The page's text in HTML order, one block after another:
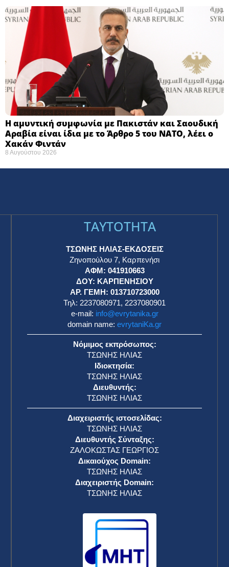
Η αμυντική συμφωνία με Πακιστάν και Σαουδική
Αραβία είναι ίδια με το Άρθρο 5 του ΝΑΤΟ, λέει ο
Χακάν Φιντάν
8 Αυγούστου 2026
TAYTOTHTA
ΤΣΩΝΗΣ ΗΛΙΑΣ-ΕΚΔΟΣΕΙΣ
Ζηνοπούλου 7, Καρπενήσι
ΑΦΜ: 041910663
ΔΟΥ: ΚΑΡΠΕΝΗΣΙΟΥ
ΑΡ. ΓΕΜΗ: 013710723000
Τηλ: 2237080971, 2237080901
e-mail: info@evrytanika.gr
domain name: evrytaniKa.gr
Νόμιμος εκπρόσωπος:
ΤΣΩΝΗΣ ΗΛΙΑΣ
Ιδιοκτησία:
ΤΣΩΝΗΣ ΗΛΙΑΣ
Διευθυντής:
ΤΣΩΝΗΣ ΗΛΙΑΣ
Διαχειριστής ιστοσελίδας:
ΤΣΩΝΗΣ ΗΛΙΑΣ
Διευθυντής Σύνταξης:
ΖΑΛΟΚΩΣΤΑΣ ΓΕΩΡΓΙΟΣ
Δικαιούχος Domain:
ΤΣΩΝΗΣ ΗΛΙΑΣ
Διαχειριστής Domain:
ΤΣΩΝΗΣ ΗΛΙΑΣ